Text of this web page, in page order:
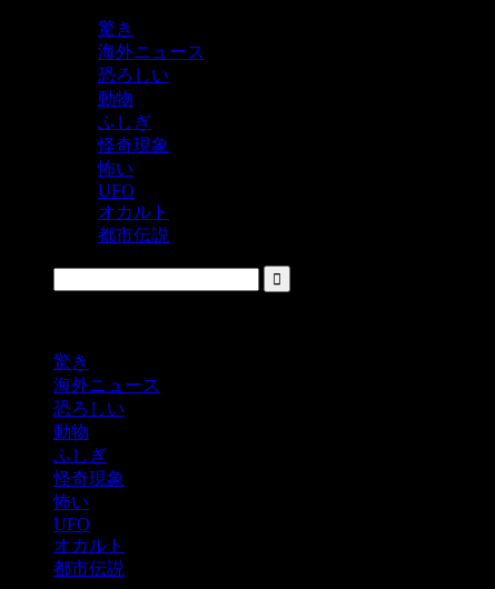
驚き
海外ニュース
恐ろしい
動物
ふしぎ
怪奇現象
怖い
UFO
オカルト
都市伝説
驚き
海外ニュース
恐ろしい
動物
ふしぎ
怪奇現象
怖い
UFO
オカルト
都市伝説